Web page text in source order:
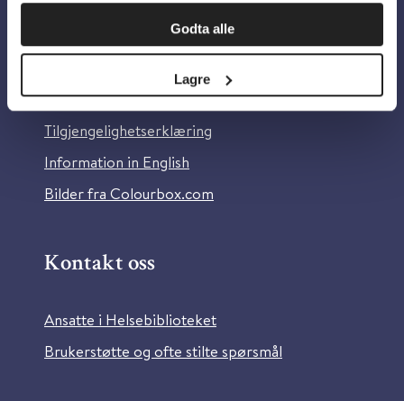
Godta alle
Lagre
Personvern og informasjonskapsler
Tilgjengelighetserklæring
Information in English
Bilder fra Colourbox.com
Kontakt oss
Ansatte i Helsebiblioteket
Brukerstøtte og ofte stilte spørsmål